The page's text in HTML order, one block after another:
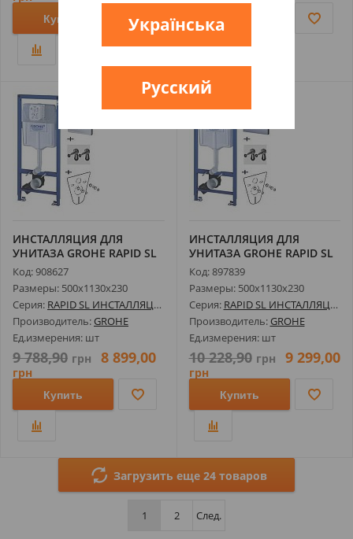
Купить Купить
ИНСТАЛЛЯЦИЯ ДЛЯ
УНИТАЗА GROHE RAPID SL
38721001
Код: 908627
Размеры: 500х1130х230
Серия: RAPID SL ИНСТАЛЛЯЦИИ И КОМПЛЕКТЫ
Производитель: GROHE
Ед.измерения: шт
9 788,90 грн 8 899,00
грн
Купить
ИНСТАЛЛЯЦИЯ ДЛЯ
УНИТАЗА GROHE RAPID SL
38772001
Код: 897839
Размеры: 500х1130х230
Серия: RAPID SL ИНСТАЛЛЯЦИИ И КОМПЛЕКТЫ
Производитель: GROHE
Ед.измерения: шт
10 228,90 грн 9 299,00
грн
Купить
Загрузить еще 24 товаров
1 2 След.
Українська
Русский